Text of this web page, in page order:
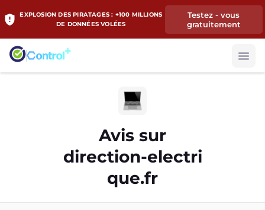
EXPLOSION DES PIRATAGES : +100 MILLIONS
DE DONNÉES VOLÉES
Testez - vous
gratuitement
Avis sur
direction-electri
que.fr